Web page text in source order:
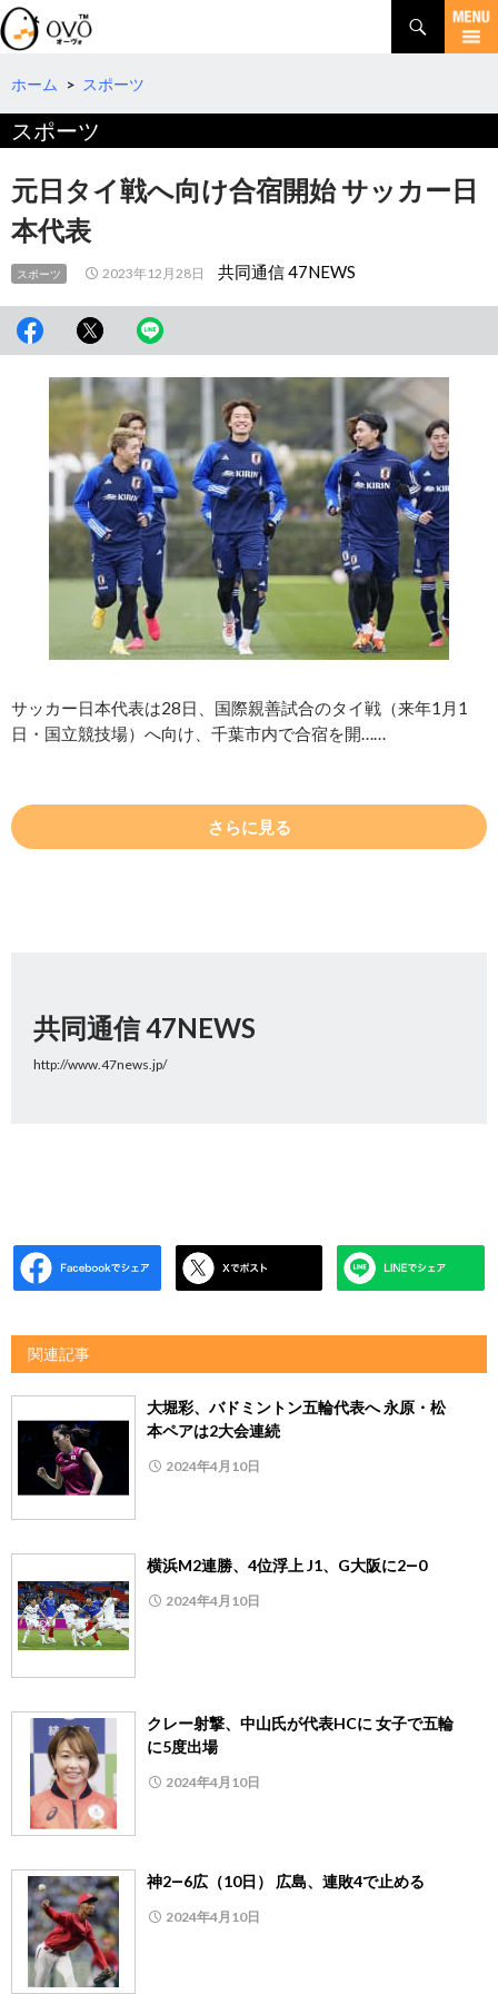
検
索
コ
テ
へ
動
ホーム > スポーツ
スポーツ
元日タイ戦へ向け合宿開始 サッカー日
本代表
スポーツ 2023年12月28日 共同通信 47NEWS
サッカー日本代表は28日、国際親善試合のタイ戦（来年1月1
日・国立競技場）へ向け、千葉市内で合宿を開……
さらに見る
共同通信 47NEWS
http://www.47news.jp/
関連記事
大堀彩、バドミントン五輪代表へ 永原・松
本ペアは2大会連続
2024年4月10日
横浜M2連勝、4位浮上 J1、G大阪に2―0
2024年4月10日
クレー射撃、中山氏が代表HCに 女子で五輪
に5度出場
2024年4月10日
神2―6広（10日） 広島、連敗4で止める
2024年4月10日